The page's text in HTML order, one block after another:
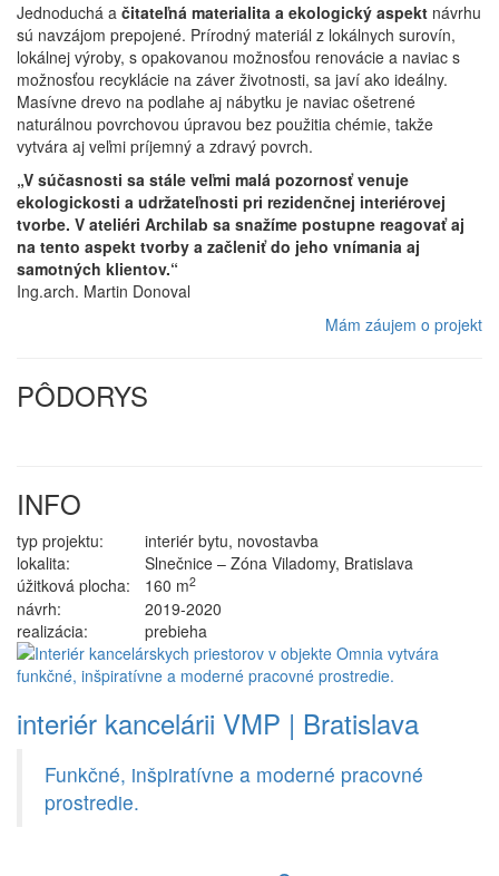
Jednoduchá a čitateľná materialita a ekologický aspekt návrhu
sú navzájom prepojené. Prírodný materiál z lokálnych surovín,
lokálnej výroby, s opakovanou možnosťou renovácie a naviac s
možnosťou recyklácie na záver životnosti, sa javí ako ideálny.
Masívne drevo na podlahe aj nábytku je naviac ošetrené
naturálnou povrchovou úpravou bez použitia chémie, takže
vytvára aj veľmi príjemný a zdravý povrch.
„V súčasnosti sa stále veľmi malá pozornosť venuje
ekologickosti a udržateľnosti pri rezidenčnej interiérovej
tvorbe. V ateliéri Archilab sa snažíme postupne reagovať aj
na tento aspekt tvorby a začleniť do jeho vnímania aj
samotných klientov.“
Ing.arch. Martin Donoval
Mám záujem o projekt
PÔDORYS
INFO
typ projektu:
interiér bytu, novostavba
lokalita:
Slnečnice – Zóna Viladomy, Bratislava
úžitková plocha:
160 m2
návrh:
2019-2020
realizácia:
prebieha
interiér kancelárii VMP | Bratislava
Funkčné, inšpiratívne a moderné pracovné
prostredie.